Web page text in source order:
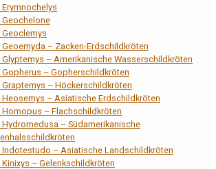
Geochelone
– Zacken-Erdschildkröten
Glyptemys – Amerikanische Wasserschildkröten
Gopherus – Gopherschildkröten
Graptemys – Höckerschildkröten
Heosemys – Asiatische Erdschildkröten
Homopus – Flachschildkröten
Hydromedusa – Südamerikanische
Indotestudo – Asiatische Landschildkröten
– Gelenkschildkröten